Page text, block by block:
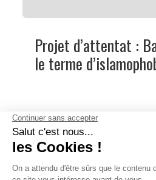
Projet d’attentat :
le terme